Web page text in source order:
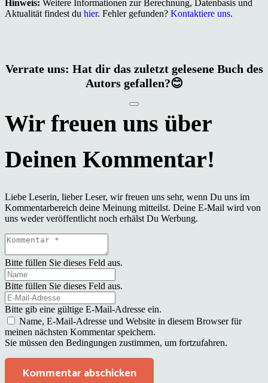
Hinweis: Weitere Informationen zur Berechnung, Datenbasis und
Aktualität findest du hier. Fehler gefunden? Kontaktiere uns.
Verrate uns: Hat dir das zuletzt gelesene Buch des
Autors gefallen?😊
Liebe Leserin, lieber Leser, wir freuen uns sehr, wenn Du uns im
Kommentarbereich deine Meinung mitteilst. Deine E-Mail wird von
uns weder veröffentlicht noch erhälst Du Werbung.
Bitte füllen Sie dieses Feld aus.
Bitte füllen Sie dieses Feld aus.
Bitte gib eine gültige E-Mail-Adresse ein.
Name, E-Mail-Adresse und Website in diesem Browser für
meinen nächsten Kommentar speichern.
Sie müssen den Bedingungen zustimmen, um fortzufahren.
Kommentar abschicken